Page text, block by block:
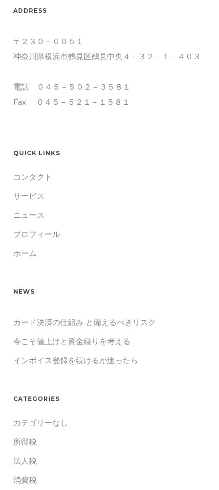
ADDRESS
〒２３０－００５１
神奈川県横浜市鶴見区鶴見中央４－３２－１－４０３
電話 ０４５－５０２－３５８１
Fax ０４５－５２１－１５８１
QUICK LINKS
コンタクト
サービス
ニュース
プロフィール
ホーム
NEWS
カード決済の仕組み と備えるべきリスク
今こそ値上げと資金繰りを考える
インボイス登録を続けるか迷ったら
CATEGORIES
カテゴリーなし
所得税
法人税
消費税